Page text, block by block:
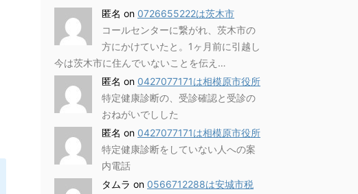
匿名 on 0726655222は茨木市
コールセンターに繋がれ、茨木市の
方にかけていたと。1ヶ月前に引越し
今は茨木市に住んでいないことを伝え…
匿名 on 0427077171は相模原市役所
特定健康診断の、受診確認と受診の
おねがいでしした
匿名 on 0427077171は相模原市役所
特定健康診断をしていない人への案
内電話
タムラ on 0566712288は安城市税